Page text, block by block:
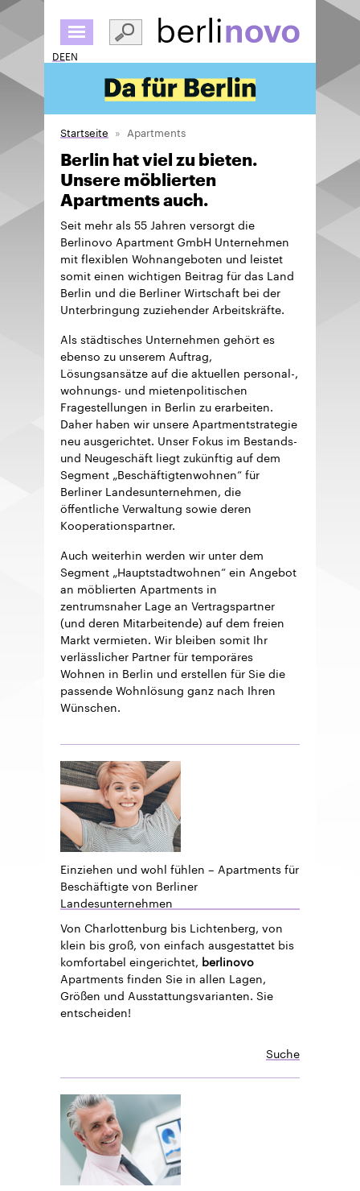
zum
Inhalt
DEEN
Startseite Apartments
Berlin hat viel zu bieten.
Unsere möblierten
Apartments auch.
Seit mehr als 55 Jahren versorgt die
Berlinovo Apartment GmbH Unternehmen
mit flexiblen Wohnangeboten und leistet
somit einen wichtigen Beitrag für das Land
Berlin und die Berliner Wirtschaft bei der
Unterbringung zuziehender Arbeitskräfte.
Als städtisches Unternehmen gehört es
ebenso zu unserem Auftrag,
Lösungsansätze auf die aktuellen personal-,
wohnungs- und mietenpolitischen
Fragestellungen in Berlin zu erarbeiten.
Daher haben wir unsere Apartmentstrategie
neu ausgerichtet. Unser Fokus im Bestands-
und Neugeschäft liegt zukünftig auf dem
Segment „Beschäftigtenwohnen“ für
Berliner Landesunternehmen, die
öffentliche Verwaltung sowie deren
Kooperationspartner.
Auch weiterhin werden wir unter dem
Segment „Hauptstadtwohnen“ ein Angebot
an möblierten Apartments in
zentrumsnaher Lage an Vertragspartner
(und deren Mitarbeitende) auf dem freien
Markt vermieten. Wir bleiben somit Ihr
verlässlicher Partner für temporäres
Wohnen in Berlin und erstellen für Sie die
passende Wohnlösung ganz nach Ihren
Wünschen.
Einziehen und wohl fühlen – Apartments für
Beschäftigte von Berliner
Landesunternehmen
Von Charlottenburg bis Lichtenberg, von
klein bis groß, von einfach ausgestattet bis
komfortabel eingerichtet, berlinovo
Apartments finden Sie in allen Lagen,
Größen und Ausstattungsvarianten. Sie
entscheiden!
Suche